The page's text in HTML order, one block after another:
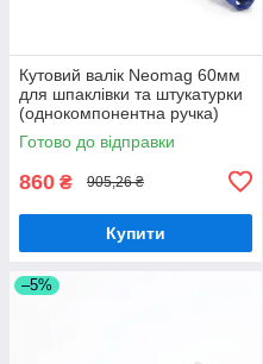
Кутовий валік Neomag 60мм
для шпаклівки та штукатурки
(однокомпонентна ручка)
Готово до відправки
860 ₴ 905,26 ₴
Купити
–5%